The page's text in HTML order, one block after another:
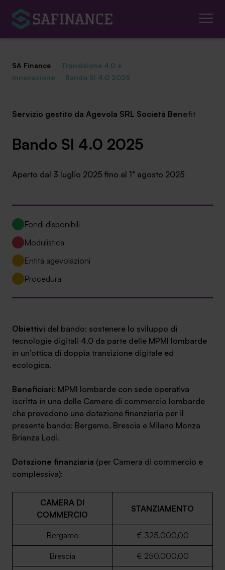
Mediazione Creditizia
Finanza Agevolata
Ambassador
Contatti
Lavora con noi
+030.3540104
info@safinance.it
SA Finance Mediazione Creditizia Srl, società di mediazione creditizia iscritta
SA Finance | Transizione 4.0 e
innovazione | Bando SI 4.0 2025
Servizio gestito da Agevola SRL Società Benefit
Bando SI 4.0 2025
Aperto dal 3 luglio 2025 fino al 1° agosto 2025
Fondi disponibili
Modulistica
Entità agevolazioni
Procedura
Obiettivi del bando: sostenere lo sviluppo di
tecnologie digitali 4.0 da parte delle MPMI lombarde
in un’ottica di doppia transizione digitale ed
ecologica.
Beneficiari: MPMI lombarde con sede operativa
iscritta in una delle Camere di commercio lombarde
che prevedono una dotazione finanziaria per il
presente bando: Bergamo, Brescia e Milano Monza
Brianza Lodi.
Dotazione finanziaria (per Camera di commercio e
complessiva):
CAMERA DI
COMMERCIO
STANZIAMENTO
Bergamo € 325.000,00
Brescia € 250.000,00